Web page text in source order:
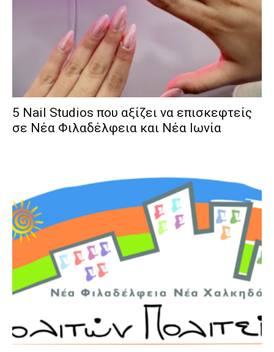
5 Nail Studios που αξίζει να επισκεφτείς
σε Νέα Φιλαδέλφεια και Νέα Ιωνία